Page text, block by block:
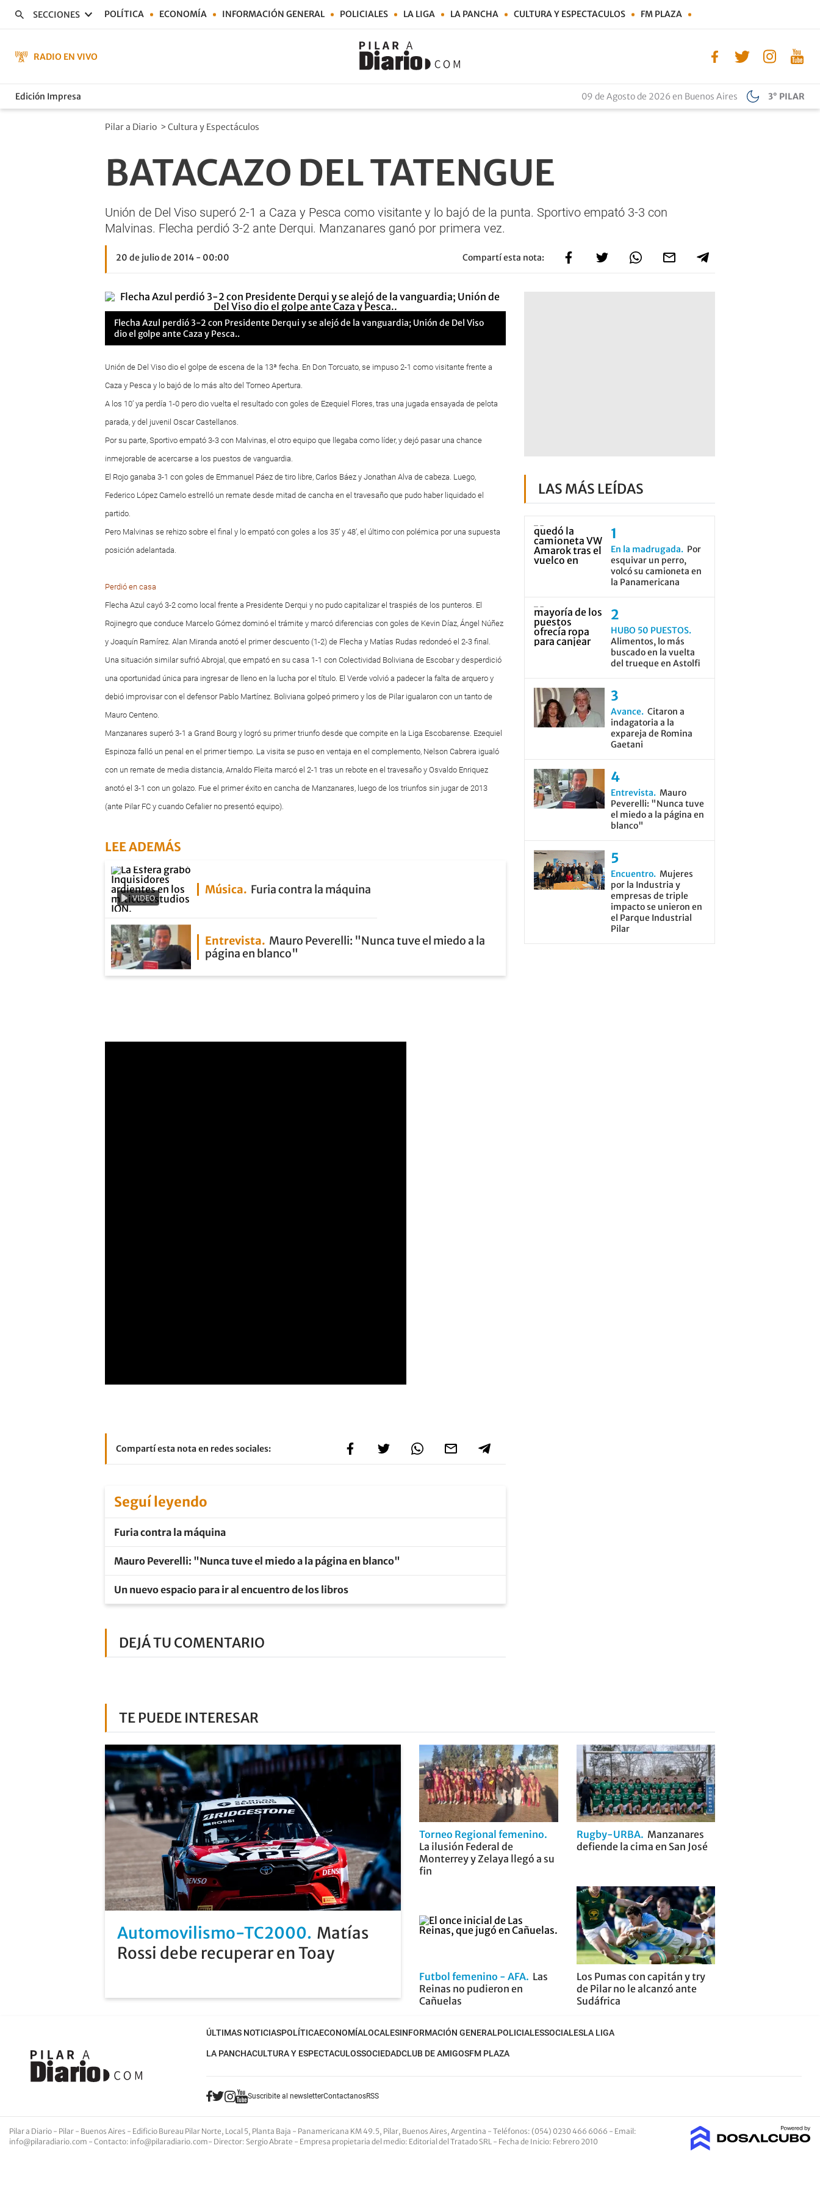
SECCIONES POLÍTICA ECONOMÍA INFORMACIÓN GENERAL POLICIALES LA LIGA LA PANCHA CULTURA Y ESPECTACULOS FM PLAZA
RADIO EN VIVO
Edición Impresa 09 de Agosto de 2026 en Buenos Aires 3° PILAR
Pilar a Diario >Cultura y Espectáculos
BATACAZO DEL TATENGUE
Unión de Del Viso superó 2-1 a Caza y Pesca como visitante y lo bajó de la punta. Sportivo empató 3-3 con
Malvinas. Flecha perdió 3-2 ante Derqui. Manzanares ganó por primera vez.
20 de julio de 2014 - 00:00 Compartí esta nota:
Flecha Azul perdió 3-2 con Presidente Derqui y se alejó de la vanguardia; Unión de Del Viso
dio el golpe ante Caza y Pesca..
Unión de Del Viso dio el golpe de escena de la 13ª fecha. En Don Torcuato, se impuso 2-1 como visitante frente a
Caza y Pesca y lo bajó de lo más alto del Torneo Apertura.
A los 10’ ya perdía 1-0 pero dio vuelta el resultado con goles de Ezequiel Flores, tras una jugada ensayada de pelota
parada, y del juvenil Oscar Castellanos.
Por su parte, Sportivo empató 3-3 con Malvinas, el otro equipo que llegaba como líder, y dejó pasar una chance
inmejorable de acercarse a los puestos de vanguardia.
El Rojo ganaba 3-1 con goles de Emmanuel Páez de tiro libre, Carlos Báez y Jonathan Alva de cabeza. Luego,
Federico López Camelo estrelló un remate desde mitad de cancha en el travesaño que pudo haber liquidado el
partido.
Pero Malvinas se rehizo sobre el final y lo empató con goles a los 35’ y 48’, el último con polémica por una supuesta
posición adelantada.
Perdió en casa
Flecha Azul cayó 3-2 como local frente a Presidente Derqui y no pudo capitalizar el traspiés de los punteros. El
Rojinegro que conduce Marcelo Gómez dominó el trámite y marcó diferencias con goles de Kevin Díaz, Ángel Núñez
y Joaquín Ramírez. Alan Miranda anotó el primer descuento (1-2) de Flecha y Matías Rudas redondeó el 2-3 final.
Una situación similar sufrió Abrojal, que empató en su casa 1-1 con Colectividad Boliviana de Escobar y desperdició
una oportunidad única para ingresar de lleno en la lucha por el título. El Verde volvió a padecer la falta de arquero y
debió improvisar con el defensor Pablo Martínez. Boliviana golpeó primero y los de Pilar igualaron con un tanto de
Mauro Centeno.
Manzanares superó 3-1 a Grand Bourg y logró su primer triunfo desde que compite en la Liga Escobarense. Ezequiel
Espinoza falló un penal en el primer tiempo. La visita se puso en ventaja en el complemento, Nelson Cabrera igualó
con un remate de media distancia, Arnaldo Fleita marcó el 2-1 tras un rebote en el travesaño y Osvaldo Enriquez
anotó el 3-1 con un golazo. Fue el primer éxito en cancha de Manzanares, luego de los triunfos sin jugar de 2013
(ante Pilar FC y cuando Cefalier no presentó equipo).
LEE ADEMÁS
VIDEO
Música Furia contra la máquina
Entrevista
Mauro Peverelli: "Nunca tuve el miedo a la
página en blanco"
Compartí esta nota en redes sociales:
Seguí leyendo
Furia contra la máquina
Mauro Peverelli: "Nunca tuve el miedo a la página en blanco"
Un nuevo espacio para ir al encuentro de los libros
DEJÁ TU COMENTARIO
LAS MÁS LEÍDAS
En la madrugada
Por
esquivar un perro,
volcó su camioneta en
la Panamericana
HUBO 50 PUESTOS
Alimentos, lo más
buscado en la vuelta
del trueque en Astolfi
Avance Citaron a
indagatoria a la
expareja de Romina
Gaetani
Entrevista
Mauro
Peverelli: "Nunca tuve
el miedo a la página en
blanco"
Encuentro Mujeres
por la Industria y
empresas de triple
impacto se unieron en
el Parque Industrial
Pilar
TE PUEDE INTERESAR
Automovilismo-TC2000 Matías
Rossi debe recuperar en Toay
Torneo Regional femenino
La ilusión Federal de
Monterrey y Zelaya llegó a su
fin
Rugby-URBA
Manzanares
defiende la cima en San José
Futbol femenino - AFA Las
Reinas no pudieron en
Cañuelas
Los Pumas con capitán y try
de Pilar no le alcanzó ante
Sudáfrica
ÚLTIMAS NOTICIASPOLÍTICAECONOMÍALOCALESINFORMACIÓN GENERALPOLICIALESSOCIALESLA LIGA
LA PANCHACULTURA Y ESPECTACULOSSOCIEDADCLUB DE AMIGOSFM PLAZA
Suscribite al newsletterContactanosRSS
Pilar a Diario - Pilar - Buenos Aires - Edificio Bureau Pilar Norte, Local 5, Planta Baja - Panamericana KM 49.5, Pilar, Buenos Aires, Argentina - Teléfonos: (054) 0230 466 6066 - Email:
info@pilaradiario.com - Contacto: info@pilaradiario.com- Director: Sergio Abrate - Empresa propietaria del medio: Editorial del Tratado SRL - Fecha de Inicio: Febrero 2010